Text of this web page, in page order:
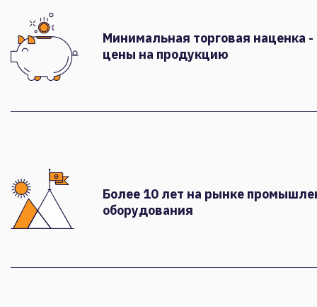
Минимальная торговая наценка
цены на продукцию
Более 10 лет на рынке
оборудования